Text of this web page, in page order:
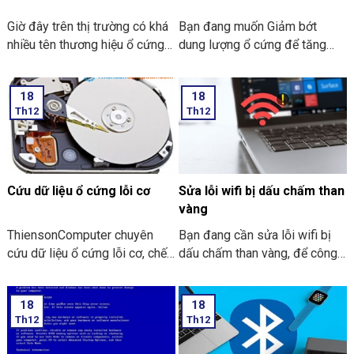
thường nhé.
Giờ đây trên thị trường có khá
nhiều tên thương hiệu ổ cứng
lựa, dẫu thế hầu như người
dùng đều khó có thể định vị
được ổ cứng của đơn vị sản
xuất nào là an toàn và tin cậy
hơn hết. vậy bạn nên chọn ổ
cứng hãng nào?.
Bạn đang muốn Giảm bớt
dung lượng ổ cứng để tăng
được thêm các ứng dụng,
phần mềm mới. Vậy cách để
giảm ổ cứng như thế nào cho
hiệu quả nhất.
18
Th12
Cứu dữ liệu ổ cứng lỗi cơ
ThiensonComputer chuyên
cứu dữ liệu ổ cứng lỗi cơ, chết
090 2002 558 – 096 5550
636.
18
Th12
Sửa lỗi wifi bị dấu chấm than
vàng
Bạn đang cần sửa lỗi wifi bị
dấu chấm than vàng, để công
dưới đây là 4 cách sửa nhanh
chóng, chỉ sau 1 vài phút, bạn
có thể tự khắc phục lỗi tại nhà.
18
Th12
18
Th12